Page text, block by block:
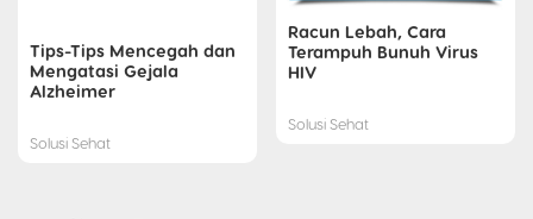
Tips-Tips Mencegah dan
Mengatasi Gejala
Alzheimer
Solusi Sehat
Racun Lebah, Cara
Terampuh Bunuh Virus
HIV
Solusi Sehat